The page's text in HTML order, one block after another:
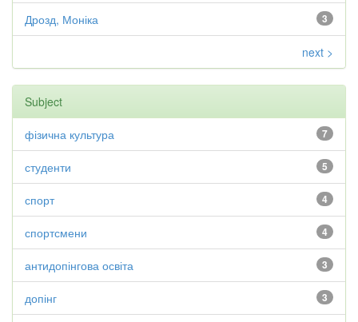
3
Дрозд, Моніка
next >
Subject
7
фізична культура
5
студенти
4
спорт
4
спортсмени
3
антидопінгова освіта
3
допінг